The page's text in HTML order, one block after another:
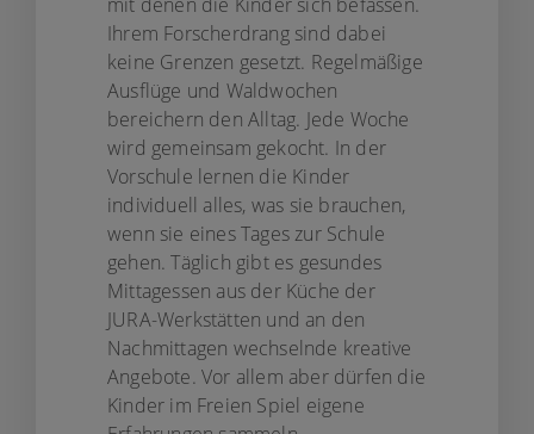
Ihrem Forscherdrang sind dabei
keine Grenzen gesetzt. Regelmäßige
Ausflüge und Waldwochen
bereichern den Alltag. Jede Woche
wird gemeinsam gekocht. In der
Vorschule lernen die Kinder
individuell alles, was sie brauchen,
wenn sie eines Tages zur Schule
gehen. Täglich gibt es gesundes
Mittagessen aus der Küche der
JURA-Werkstätten und an den
Nachmittagen wechselnde kreative
Angebote. Vor allem aber dürfen die
Kinder im Freien Spiel eigene